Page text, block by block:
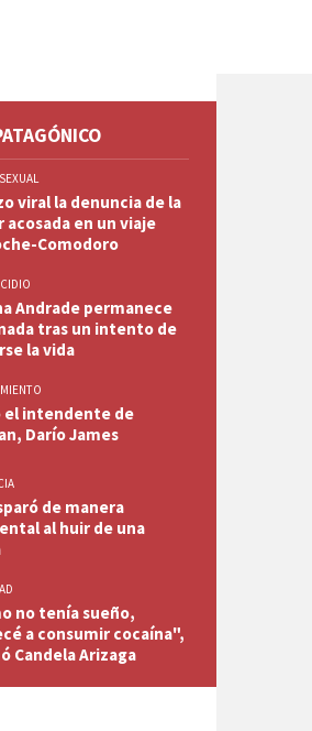
viral la denuncia de la
acosada en un viaje
Comodoro
Andrade permanece
tras un intento de
la vida
el intendente de
Darío James
de manera
al huir de una
no tenía sueño,
a consumir cocaína",
Candela Arizaga